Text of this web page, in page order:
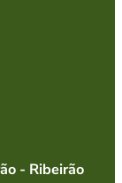
- Ribeirão